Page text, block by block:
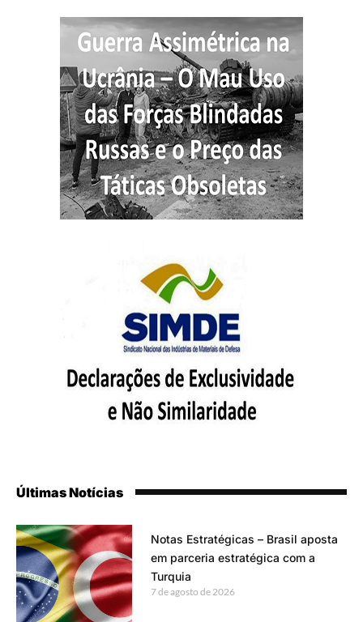
Últimas Notícias
Notas Estratégicas – Brasil aposta
em parceria estratégica com a
Turquia
7 de agosto de 2026